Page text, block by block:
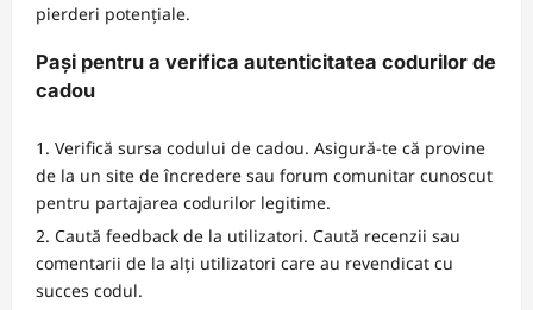
pierderi potențiale.
Pași pentru a verifica autenticitatea codurilor de
cadou
Verifică sursa codului de cadou. Asigură-te că provine
de la un site de încredere sau forum comunitar cunoscut
pentru partajarea codurilor legitime.
Caută feedback de la utilizatori. Caută recenzii sau
comentarii de la alți utilizatori care au revendicat cu
succes codul.